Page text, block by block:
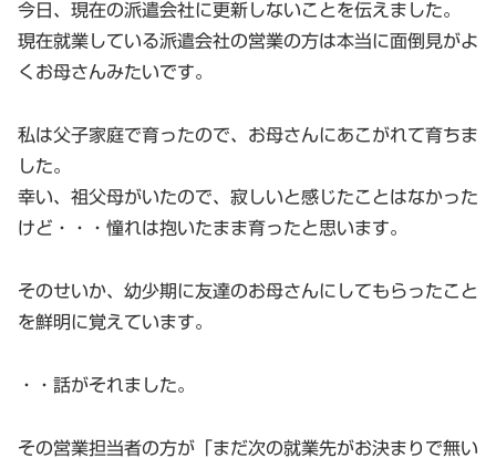
今日、現在の派遣会社に更新しないことを伝えました。
現在就業している派遣会社の営業の方は本当に面倒見がよ
くお母さんみたいです。
私は父子家庭で育ったので、お母さんにあこがれて育ちま
した。
幸い、祖父母がいたので、寂しいと感じたことはなかった
けど・・・憧れは抱いたまま育ったと思います。
そのせいか、幼少期に友達のお母さんにしてもらったこと
を鮮明に覚えています。
・・話がそれました。
その営業担当者の方が「まだ次の就業先がお決まりで無い